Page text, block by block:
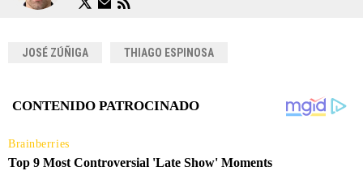
JOSÉ ZÚÑIGA THIAGO ESPINOSA